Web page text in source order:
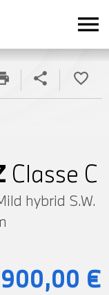
menu
Classe C
hybrid S.W.
share favorite_border
€